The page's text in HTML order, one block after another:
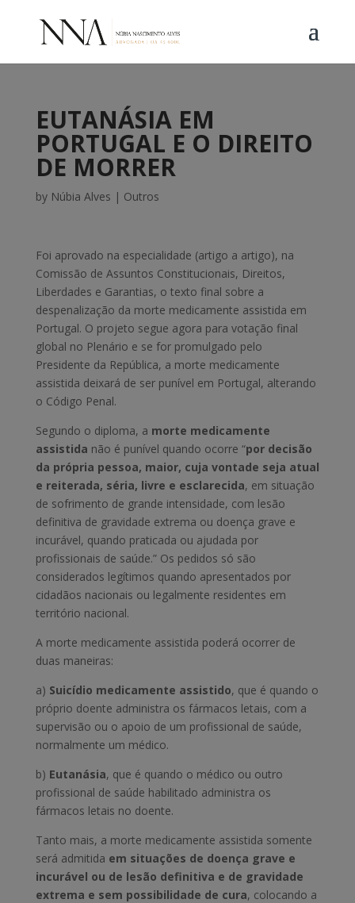
EUTANÁSIA EM
PORTUGAL E O DIREITO
DE MORRER
by Núbia Alves | Outros
Foi aprovado na especialidade (artigo a artigo), na
Comissão de Assuntos Constitucionais, Direitos,
Liberdades e Garantias, o texto final sobre a
despenalização da morte medicamente assistida em
Portugal. O projeto segue agora para votação final
global no Plenário e se for promulgado pelo
Presidente da República, a morte medicamente
assistida deixará de ser punível em Portugal, alterando
o Código Penal.
Segundo o diploma, a morte medicamente
assistida não é punível quando ocorre “por decisão
da própria pessoa, maior, cuja vontade seja atual
e reiterada, séria, livre e esclarecida, em situação
de sofrimento de grande intensidade, com lesão
definitiva de gravidade extrema ou doença grave e
incurável, quando praticada ou ajudada por
profissionais de saúde.” Os pedidos só são
considerados legítimos quando apresentados por
cidadãos nacionais ou legalmente residentes em
território nacional.
A morte medicamente assistida poderá ocorrer de
duas maneiras:
a) Suicídio medicamente assistido, que é quando o
próprio doente administra os fármacos letais, com a
supervisão ou o apoio de um profissional de saúde,
normalmente um médico.
b) Eutanásia, que é quando o médico ou outro
profissional de saúde habilitado administra os
fármacos letais no doente.
Tanto mais, a morte medicamente assistida somente
será admitida em situações de doença grave e
incurável ou de lesão definitiva e de gravidade
extrema e sem possibilidade de cura, colocando a